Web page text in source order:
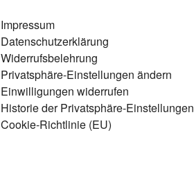
Impressum
Datenschutzerklärung
Widerrufsbelehrung
Privatsphäre-Einstellungen ändern
Einwilligungen widerrufen
Historie der Privatsphäre-Einstellungen
Cookie-Richtlinie (EU)